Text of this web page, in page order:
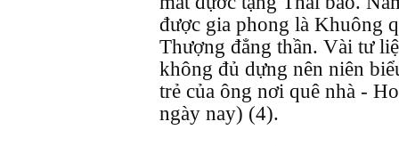
được gia phong là Khuông
Thượng đẳng thần. Vài tư
không đủ dựng nên niên
trẻ của ông nơi quê nhà -
ngày nay) (4).